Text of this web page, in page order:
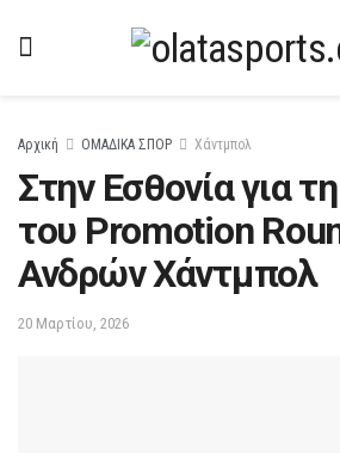
Αρχική ΟΜΑΔΙΚΑ ΣΠΟΡ Χάντμπολ
Στην Εσθονία για
του Promotion
Ανδρών Χάντμπολ
20 Μαρτίου, 2026